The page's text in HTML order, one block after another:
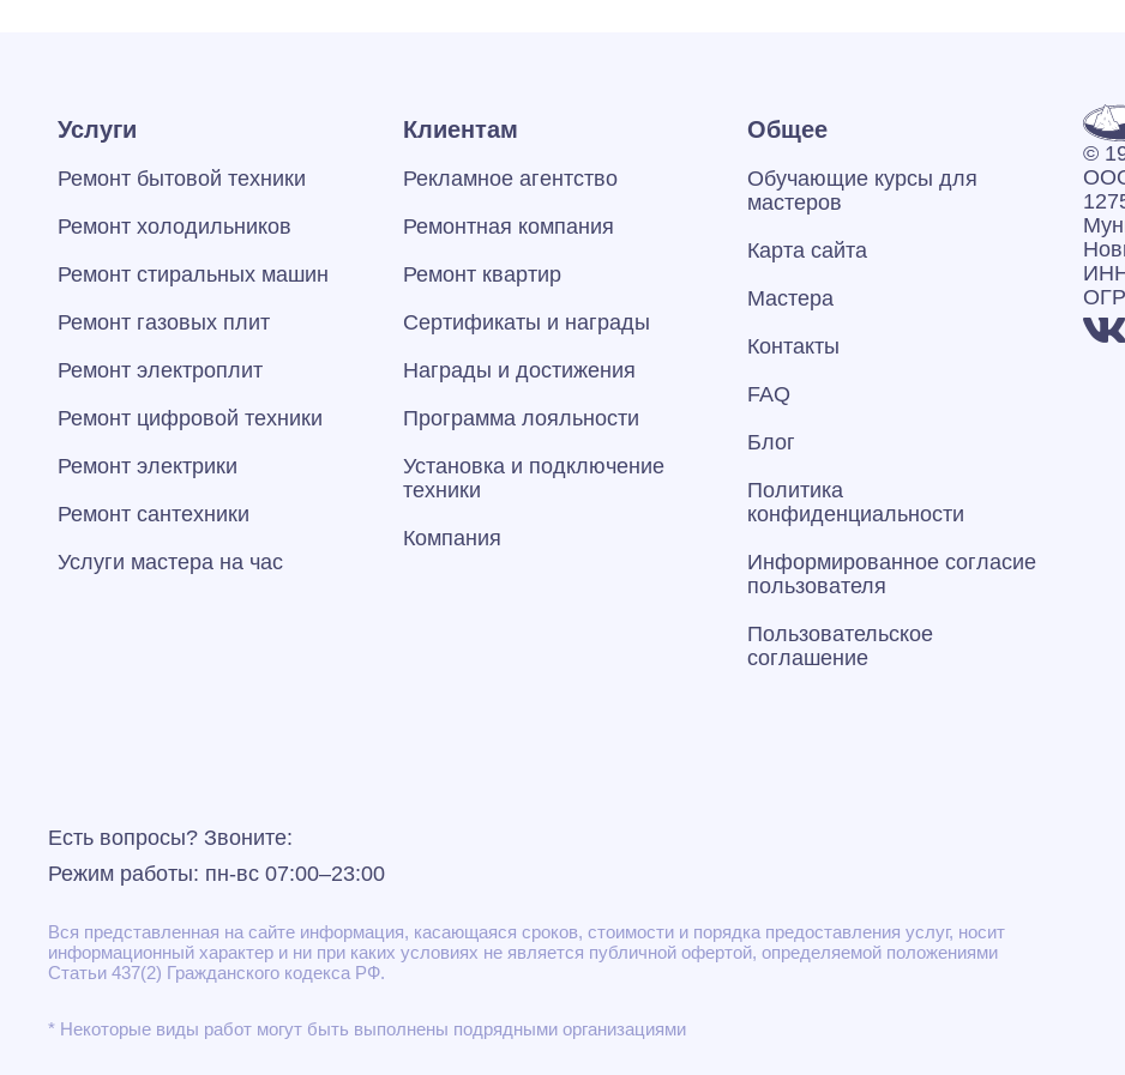
Услуги
Ремонт бытовой техники
Ремонт холодильников
Ремонт стиральных машин
Ремонт газовых плит
Ремонт электроплит
Ремонт цифровой техники
Ремонт электрики
Ремонт сантехники
Услуги мастера на час
Клиентам
Рекламное агентство
Ремонтная компания
Ремонт квартир
Сертификаты и награды
Награды и достижения
Программа лояльности
Установка и подключение
техники
Компания
Общее
Обучающие курсы для
мастеров
Карта сайта
Мастера
Контакты
FAQ
Блог
Политика
конфиденциальности
Информированное согласие
пользователя
Пользовательское
соглашение
©
Есть вопросы? Звоните:
Режим работы: пн-вс 07:00–23:00
Вся представленная на сайте информация, касающаяся сроков, стоимости и порядка предоставления услуг, носит
информационный характер и ни при каких условиях не является публичной офертой, определяемой положениями
Статьи 437(2) Гражданского кодекса РФ.
* Некоторые виды работ могут быть выполнены подрядными организациями